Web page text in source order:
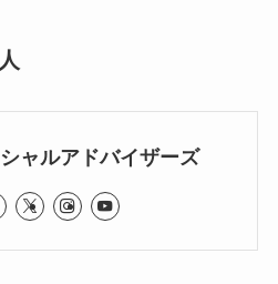
ャルアドバイザーズ